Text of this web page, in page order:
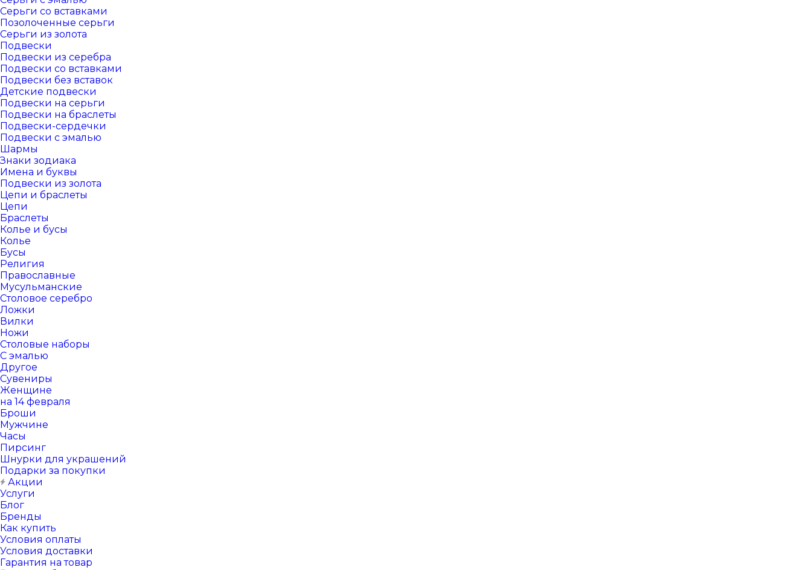
Серьги со вставками
Позолоченные серьги
Серьги из золота
Подвески
Подвески из серебра
Подвески со вставками
Подвески без вставок
Детские подвески
Подвески на серьги
Подвески на браслеты
Подвески-сердечки
Подвески с эмалью
Шармы
Знаки зодиака
Имена и буквы
Подвески из золота
Цепи и браслеты
Цепи
Браслеты
Колье и бусы
Колье
Бусы
Религия
Православные
Мусульманские
Столовое серебро
Ложки
Вилки
Ножи
Столовые наборы
С эмалью
Другое
Сувениры
Женщине
на 14 февраля
Броши
Мужчине
Часы
Пирсинг
Шнурки для украшений
Подарки за покупки
Акции
Услуги
Блог
Бренды
Как купить
Условия оплаты
Условия доставки
Гарантия на товар